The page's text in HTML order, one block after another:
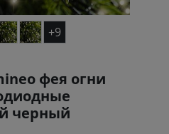
+9
фея огни
черный